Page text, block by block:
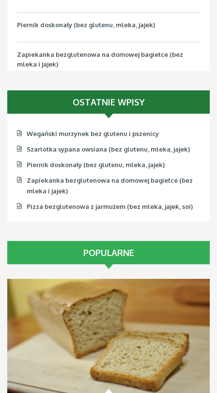
Piernik doskonały (bez glutenu, mleka, jajek)
Zapiekanka bezglutenowa na domowej bagietce (bez
mleka i jajek)
OSTATNIE WPISY
Wegański murzynek bez glutenu i pszenicy
Szarlotka sypana owsiana (bez glutenu, mleka, jajek)
Piernik doskonały (bez glutenu, mleka, jajek)
Zapiekanka bezglutenowa na domowej bagietce (bez
mleka i jajek)
Pizza bezglutenowa z jarmużem (bez mleka, jajek, soi)
POPULARNE